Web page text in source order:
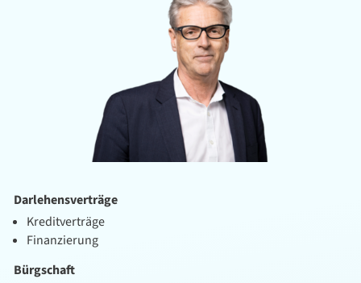
Darlehensverträge
Kreditverträge
Finanzierung
Bürgschaft